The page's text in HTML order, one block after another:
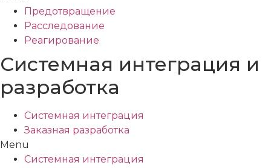
Предотвращение
Расследование
Реагирование
Системная интеграция и
разработка
Системная интеграция
Заказная разработка
Menu
Системная интеграция